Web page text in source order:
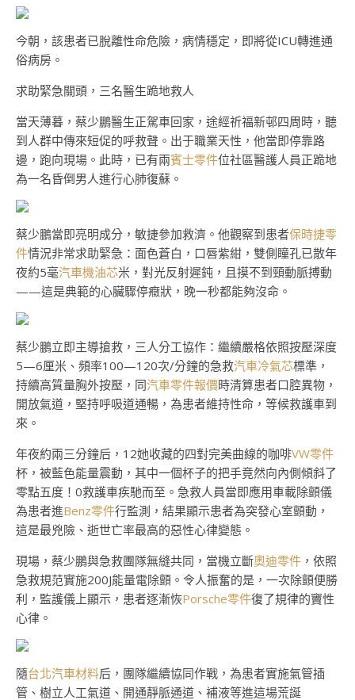
今朝，該患者已脫離性命危險，病情穩定，即將從ICU轉進通
俗病房。
求助緊急關頭，三名醫生跪地救人
當天薄暮，蔡少鵬醫生正駕車回家，途經祈福新邨四周時，聽
到人群中傳來短促的呼救聲。出于職業天性，他當即停靠路
邊，跑向現場。此時，已有兩賓士零件位社區醫護人員正跪地
為一名昏倒男人進行心肺復蘇。
蔡少鵬當即亮明成分，敏捷參加救濟。他觀察到患者保時捷零
件情況非常求助緊急：面色蒼白，口唇紫紺，雙側瞳孔已散年
夜約5毫汽車機油芯米，對光反射遲鈍，且摸不到頸動脈搏動
——這是典範的心臟驟停癥狀，晚一秒都能夠沒命。
蔡少鵬立即主導搶救，三人分工協作：繼續嚴格依照按壓深度
5—6厘米、頻率100—120次/分鐘的急救汽車冷氣芯標準，
持續高質量胸外按壓，同汽車零件報價時清算患者口腔異物，
開放氣道，堅持呼吸道通暢，為患者維持性命，等候救護車到
來。
年夜約兩三分鐘后，12她收藏的四對完美曲線的咖啡VW零件
杯，被藍色能量震動，其中一個杯子的把手竟然向內側傾斜了
零點五度！0救護車疾馳而至。急救人員當即應用車載除顫儀
為患者進Benz零件行監測，結果顯示患者為突發心室顫動，
這是最兇險、逝世亡率最高的惡性心律變態。
現場，蔡少鵬與急救團隊無縫共同，當機立斷奧迪零件 ，依照
急救規范實施200J能量電除顫。令人振奮的是，一次除顫便勝
利，監護儀上顯示，患者逐漸恢Porsche零件復了規律的竇性
心律。
隨台北汽車材料后，團隊繼續協同作戰，為患者實施氣管插
管、樹立人工氣道、開通靜脈通道、補液等進這場荒誕